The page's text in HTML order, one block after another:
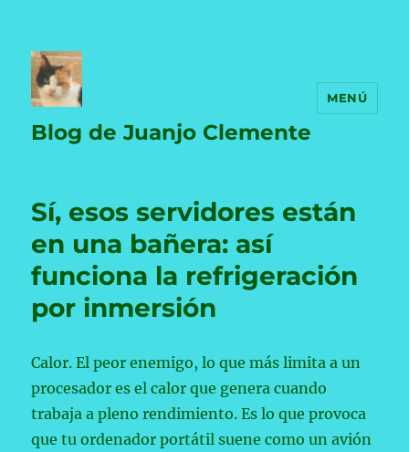
Blog de Juanjo Clemente
MENÚ
Sí, esos servidores están
en una bañera: así
funciona la refrigeración
por inmersión
Calor. El peor enemigo, lo que más limita a un
procesador es el calor que genera cuando
trabaja a pleno rendimiento. Es lo que provoca
que tu ordenador portátil suene como un avión